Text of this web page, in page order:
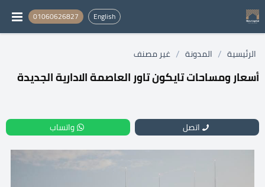
English
01060626827
الرئيسية / المدونة / غير مصنف
أسعار ومساحات تايكون تاور العاصمة الادارية الجديدة
اتصل واتساب